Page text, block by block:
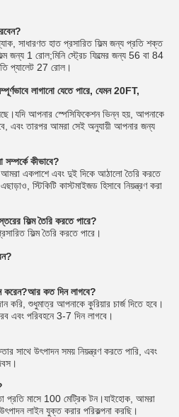
সাধারণত হাত প্রসারিত ফিল্ম জন্য প্রতি শক্ত
জন্য 1 রোল;মিনি স্ট্রেচ ফিল্মের জন্য 56 বা 84
প্যালেট 27 রোল।
লাগানো যেতে পারে, যেমন 20FT,
আপনার স্পেসিফিকেশন ভিন্ন হয়, আপনাকে
এবং তারপর আমরা সেই অনুযায়ী আপনার জন্য
কীভাবে?
একপাশে এবং দুই দিকে আঠালো তৈরি করতে
স্টিকিটি কাস্টমাইজড হিসাবে নিয়ন্ত্রণ করা
ফিল্ম তৈরি করতে পারে?
ফিল্ম তৈরি করতে পারে।
করেন?আর কত দিন লাগবে?
করি, শুধুমাত্র আপনাকে কুরিয়ার চার্জ দিতে হবে।
এবং পরিবহনে 3-7 দিন লাগবে।
সাথে উৎপাদন সময় নিয়ন্ত্রণ করতে পারি, এবং
প্রতি মাসে 100 মেট্রিক টন।যাইহোক, আমরা
লাইন যুক্ত করার পরিকল্পনা করছি।